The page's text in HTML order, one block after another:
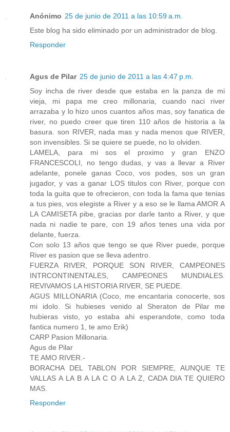
Anónimo 25 de junio de 2011 a las 10:59 a.m.
Este blog ha sido eliminado por un administrador de blog.
Responder
Agus de Pilar 25 de junio de 2011 a las 4:47 p.m.
Soy incha de river desde que estaba en la panza de mi
vieja, mi papa me creo millonaria, cuando naci river
arrazaba y lo hizo unos cuantos años mas, soy fanatica de
river, no puedo creer que tiren 110 años de historia a la
basura. son RIVER, nada mas y nada menos que RIVER,
son invensibles. Si se quiere se puede, no lo olviden.
LAMELA, para mi sos el proximo y gran ENZO
FRANCESCOLI, no tengo dudas, y vas a llevar a River
adelante, ponele ganas Coco, vos podes, sos un gran
jugador, y vas a ganar LOS titulos con River, porque con
toda la guita que te ofrecieron, con toda la fama que tenias
a tus pies, vos elegiste a River y a eso se le llama AMOR A
LA CAMISETA pibe, gracias por darle tanto a River, y que
nada ni nadie te pare, con 19 años tenes una vida por
delante, fuerza.
Con solo 13 años que tengo se que River puede, porque
River es pasion que se lleva adentro.
FUERZA RIVER, PORQUE SON RIVER, CAMPEONES
INTRCONTINENTALES, CAMPEONES MUNDIALES.
REVIVAMOS LA HISTORIA RIVER, SE PUEDE.
AGUS MILLONARIA (Coco, me encantaria conocerte, sos
mi idolo. Si hubieses venido al Sheraton de Pilar me
hubieras visto, yo estaba ahi esperandote, como toda
fantica numero 1, te amo Erik)
CARP Pasion Millonaria.
Agus de Pilar
TE AMO RIVER.-
BORACHA DEL TABLON POR SIEMPRE, AUNQUE TE
VALLAS A LA B A LA C O A LA Z, CADA DIA TE QUIERO
MAS.
Responder